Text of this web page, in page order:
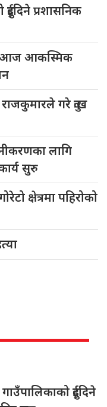
प्रशासनिक
आज आकस्मिक
गरे दुःख
लागि
सुरु
क्षेत्रमा पहिरोको
दुईदिने